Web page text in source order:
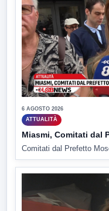
6 AGOSTO 2026
ATTUALITÀ
Miasmi, Comitati dal
Comitati dal Prefetto